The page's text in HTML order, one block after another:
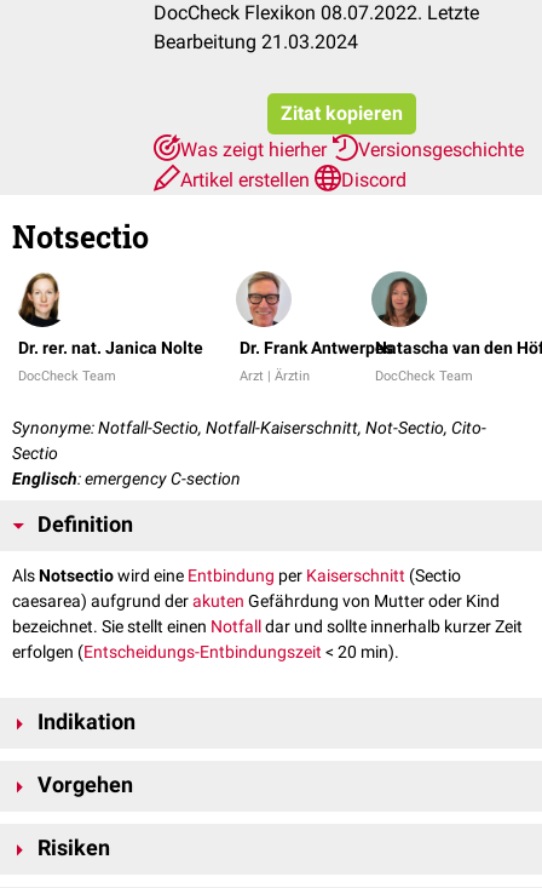
DocCheck Flexikon 08.07.2022. Letzte
Bearbeitung 21.03.2024
Zitat kopieren
Was zeigt hierher
Versionsgeschichte
Artikel erstellen
Discord
Notsectio
Dr. rer. nat. Janica Nolte
DocCheck Team
Dr. Frank Antwerpes
Arzt | Ärztin
Natascha van den
DocCheck Team
Synonyme: Notfall-Sectio, Notfall-Kaiserschnitt, Not-Sectio, Cito-
Sectio
Englisch: emergency C-section
Definition
AlsNotsectiowird eine Entbindung per Kaiserschnitt (Sectio
caesarea) aufgrund derakuten Gefährdung von Mutter oder Kind
bezeichnet. Sie stellt einen Notfalldar und sollte innerhalb kurzer Zeit
erfolgen (Entscheidungs-Entbindungszeit< 20 min).
Indikation
drohenderUterusruptur
vorzeitiger Plazentalösung
Vorgehen
Vorbereitungen zur Sectio (z.B.
Risiken